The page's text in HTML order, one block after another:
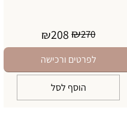
₪270
₪208
לפרטים ורכישה
הוסף לסל